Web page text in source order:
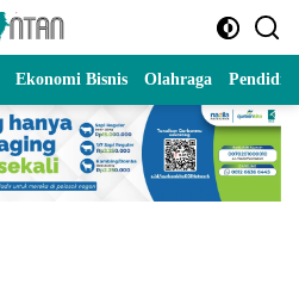
Ekonomi Bisnis Olahraga